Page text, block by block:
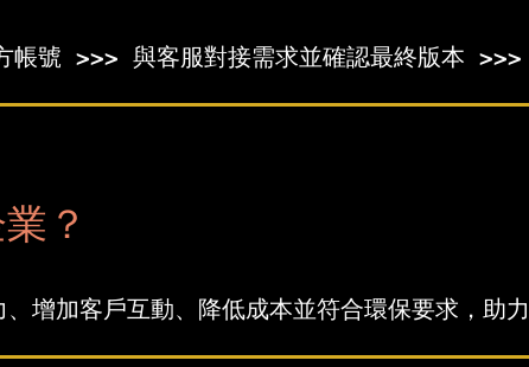
帳號 >>> 與客服對接需求並確認最終版本 >>>
？
增加客戶互動、降低成本並符合環保要求，助力